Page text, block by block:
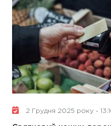
2 Грудня 2025 року -